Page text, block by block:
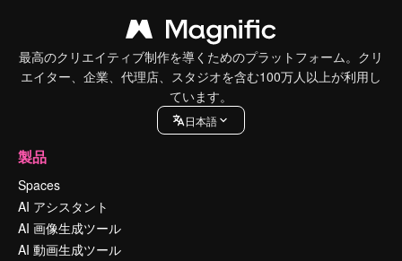
最高のクリエイティブ制作を導くためのプラットフォーム。クリ
エイター、企業、代理店、スタジオを含む100万人以上が利用し
ています。
日本語
製品
Spaces
AI アシスタント
AI 画像生成ツール
AI 動画生成ツール